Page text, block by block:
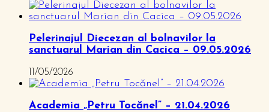
Pelerinajul Diecezan al bolnavilor la
sanctuarul Marian din Cacica – 09.05.2026
11/05/2026
Academia „Petru Tocănel” – 21.04.2026